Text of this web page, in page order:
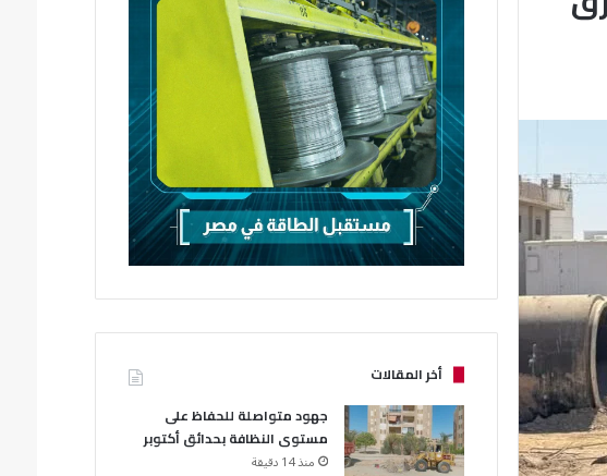
أخر المقالات
جهود متواصلة للحفاظ على
مستوى النظافة بحدائق أكتوبر
منذ 14 دقيقة